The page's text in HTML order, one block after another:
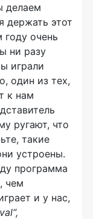
делаем
держать этот
очень
ни разу
играли
один из тех,
к нам
ругают, что
такие
устроены.
программа
чем
и у нас,